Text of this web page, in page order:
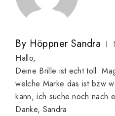
By Höppner Sandra
Hallo,
Deine Brille ist echt toll.
welche Marke das ist bzw
kann, ich suche noch nach
Danke, Sandra